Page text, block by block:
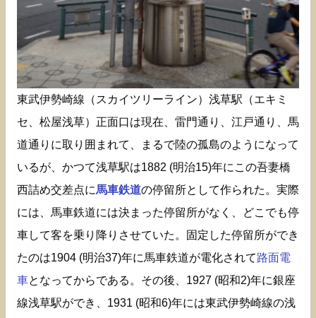
東武伊勢崎線（スカイツリーライン）浅草駅（エキミ
セ、松屋浅草）正面口は現在、雷門通り、江戸通り、馬
道通りに取り囲まれて、まるで陸の孤島のようになって
いるが、かつて浅草駅は1882 (明治15)年にこの吾妻橋
西詰め交差点に馬車鉄道の停留所として作られた。実際
には、馬車鉄道には決まった停留所がなく、どこでも停
車して客を乗り降りさせていた。固定した停留所ができ
たのは1904 (明治37)年に馬車鉄道が電化されて路面電
車となってからである。その後、1927 (昭和2)年に銀座
線浅草駅ができ、1931 (昭和6)年には東武伊勢崎線の浅